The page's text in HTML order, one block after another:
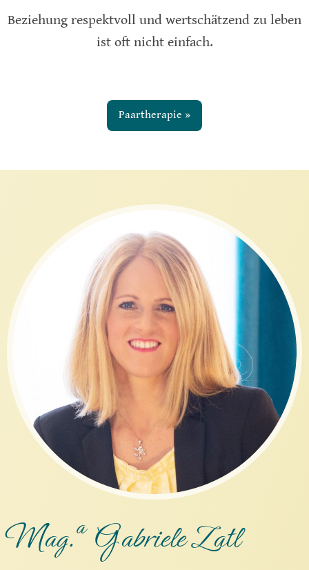
Beziehung respektvoll und wertschätzend zu leben
ist oft nicht einfach.
Paartherapie »
Mag.aGabriele Zatl